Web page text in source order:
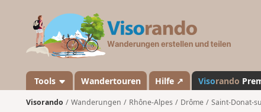
a
n
d
Tools Wandertouren Hilfe ↗ Visorando
Visorando Wanderungen Rhône-Alpes Drôme Saint-Donat-